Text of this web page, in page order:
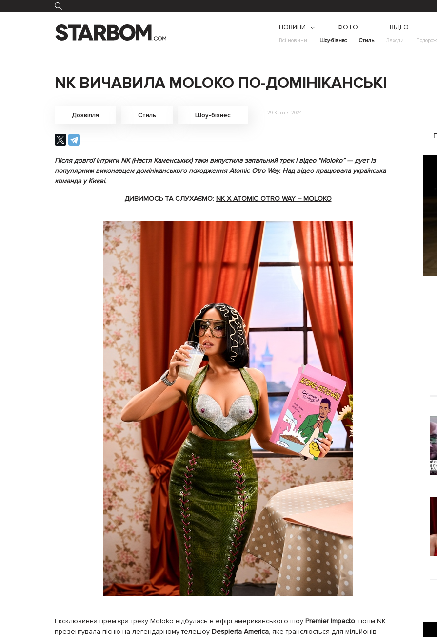
НОВИНИ
Всі новини Шоу-бізнес Стиль Заходи Подорожі
ФОТО ВІДЕО
NK ВИЧАВИЛА MOLOKO ПО-ДОМІНІКАНСЬКІ
Дозвілля Стиль Шоу-бізнес 29 Квітня 2024
Після довгої інтриги NK (Настя Каменських) таки випустила запальний трек і відео “Moloko” — дует із
популярним виконавцем домініканського походження Atomic Otro Way. Над відео працювала українська
команда у Києві.
ДИВИМОСЬ ТА СЛУХАЄМО: NK X ATOMIC OTRO WAY – MOLOKO
Ексклюзивна прем’єра треку Moloko відбулась в ефірі американського шоу Premier Impacto, потім NK
презентувала пісню на легендарному телешоу Despierta America, яке транслюється для мільйонів